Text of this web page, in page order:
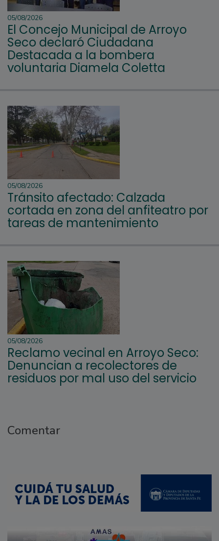
05/08/2026
El Concejo Municipal de Arroyo
Seco declaró Ciudadana
Destacada a la bombera
voluntaria Diamela Coletta
05/08/2026
Tránsito afectado: Calzada
cortada en zona del anfiteatro por
tareas de mantenimiento
05/08/2026
Reclamo vecinal en Arroyo Seco:
Denuncian a recolectores de
residuos por mal uso del servicio
Comentar